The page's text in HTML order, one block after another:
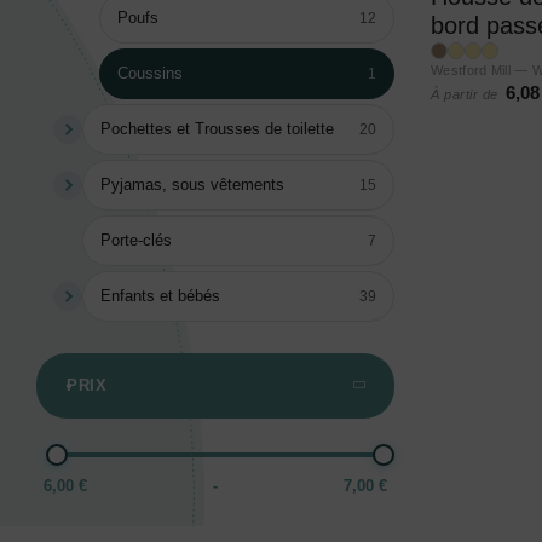
Poufs 12
Coussins 1
Pochettes et Trousses de toilette 20
Pyjamas, sous vêtements 15
Porte-clés 7
Enfants et bébés 39
PRIX
6,00 € - 7,00 €
bord
Westford Mill —
À partir de